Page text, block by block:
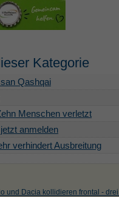
Kategorie
Qashqai
Menschen verletzt
anmelden
verhindert Ausbreitung
und Dacia kollidieren frontal -